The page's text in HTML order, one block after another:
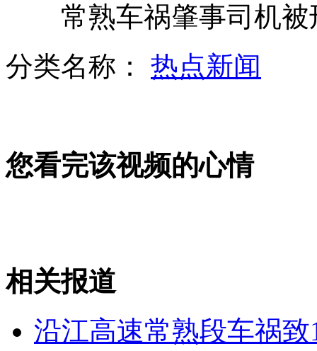
广州刑释解教人员可入住福利机构
张艺谋"印象武隆"上演 重现川江号子
常熟车祸肇事司机被
分类名称： 热点新闻
您看完该视频的心情
相关报道
沿江高速常熟段车祸致